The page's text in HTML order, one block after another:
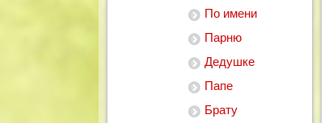
По имени
Парню
Дедушке
Папе
Брату